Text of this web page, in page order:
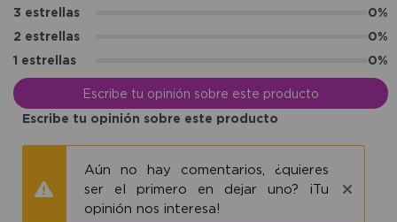
3 estrellas
0%
2 estrellas
0%
1 estrellas
0%
Escribe tu opinión sobre este producto
Escribe tu opinión sobre este producto
Aún no hay comentarios, ¿quieres
ser el primero en dejar uno? ¡Tu
opinión nos interesa!